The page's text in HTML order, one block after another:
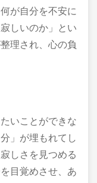
が自分を不安に
しいのか」とい
理され、心の負
いことができな
」が埋もれてし
しさを見つめる
目覚めさせ、あ